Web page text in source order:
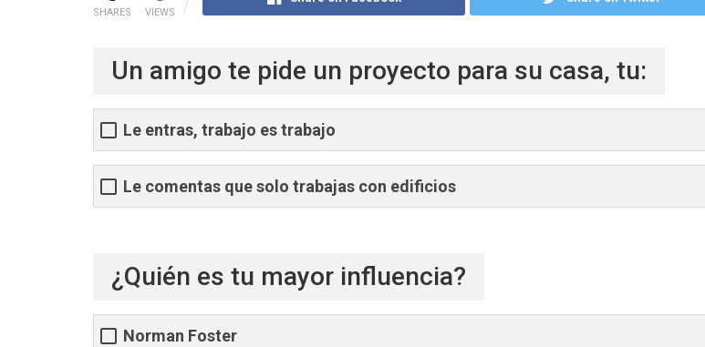
SHARES VIEWS
Un amigo te pide un proyecto para su casa, tu:
Le entras, trabajo es trabajo
Le comentas que solo trabajas con edificios
¿Quién es tu mayor influencia?
Norman Foster